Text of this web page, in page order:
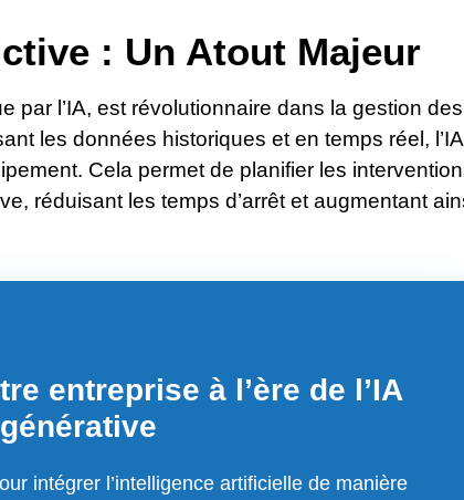
: Un Atout Majeur
par l’IA, est révolutionnaire dans la gestion des
les données historiques et en temps réel, l’IA
Cela permet de planifier les
réduisant les temps d’arrêt et augmentant
entreprise à l’ère de l’IA
générative
intégrer l’intelligence artificielle de manière